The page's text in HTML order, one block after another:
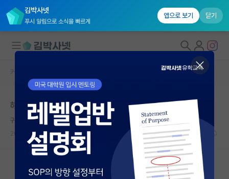
김박사넷
푸시 알림으로 소식을 빠르게
앱으로 보기 닫기
대학원생 모집
국내대학원 정보
연구실&오픈랩
커뮤니티
커뮤니티 홈
커뮤니티 홈
해외대 학부생 카이스트석사 가능할까요
귀여운 로버트 후크
2024.05.19 16 4043